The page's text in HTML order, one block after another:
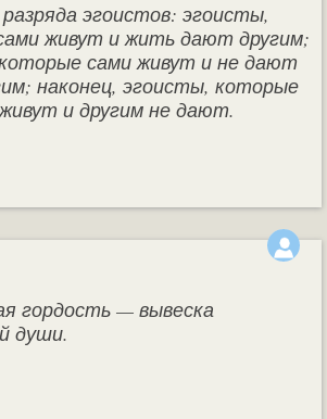
эгоистов: эгоисты,
живут и жить дают другим;
сами живут и не дают
наконец, эгоисты, которые
и другим не дают.
гордость — вывеска
души.